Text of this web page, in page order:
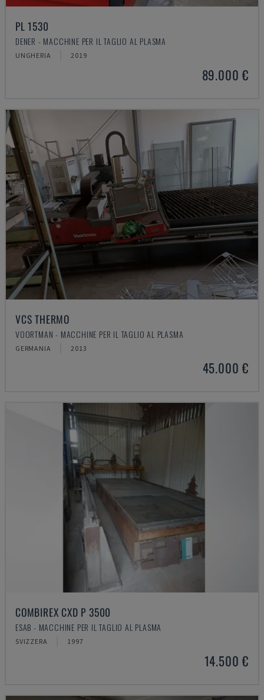
PL 1530
DENER - MACCHINE PER IL TAGLIO AL PLASMA
UNGHERIA 2019
89.000 €
VCS THERMO
VOORTMAN - MACCHINE PER IL TAGLIO AL PLASMA
GERMANIA 2013
45.000 €
COMBIREX CXD P 3500
ESAB - MACCHINE PER IL TAGLIO AL PLASMA
SVIZZERA 1997
14.500 €